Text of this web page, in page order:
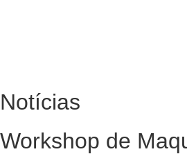
Notícias
Workshop de